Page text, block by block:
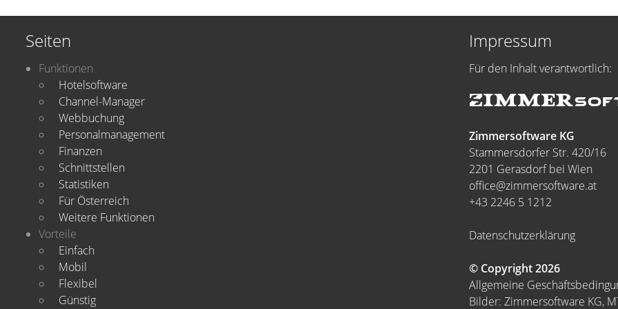
Seiten
Funktionen
Hotelsoftware
Channel-Manager
Webbuchung
Personalmanagement
Finanzen
Schnittstellen
Statistiken
Für Österreich
Weitere Funktionen
Vorteile
Einfach
Mobil
Flexibel
Günstig
Impressum
Für den Inhalt verantwortlich:
Zimmersoftware KG
Stammersdorfer Str. 420/16
2201 Gerasdorf bei Wien
office@zimmersoftware.at
+43 2246 5 1212
Datenschutzerklärung
© Copyright 2026
Allgemeine
Bilder: Zimmersoftware KG,